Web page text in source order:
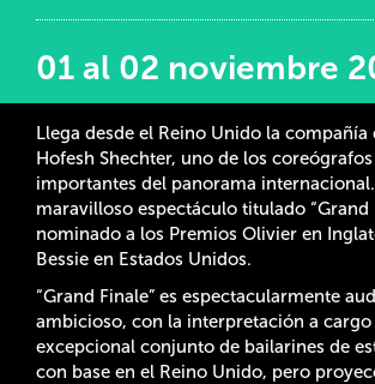
01 al 02 noviembre
Llega desde el Reino Unido la compañía
Hofesh Shechter, uno de los
importantes del panorama
maravilloso espectáculo titulado “Grand
nominado a los Premios Olivier en
Bessie en Estados Unidos.
“Grand Finale” es espectacularmente
ambicioso, con la interpretación a cargo
excepcional conjunto de bailarines de
con base en el Reino Unido, pero